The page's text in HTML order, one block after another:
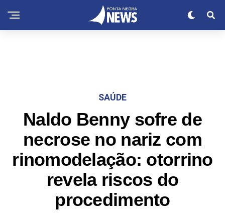
SAÚDE
Naldo Benny sofre de
necrose no nariz com
rinomodelação: otorrino
revela riscos do
procedimento